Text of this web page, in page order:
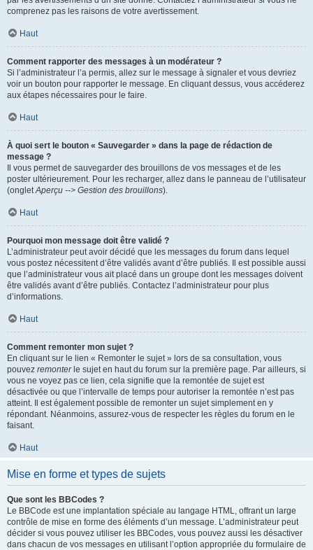
comprenez pas les raisons de votre avertissement.
Haut
Comment rapporter des messages à un modérateur ?
Si l’administrateur l’a permis, allez sur le message à signaler et vous devriez
voir un bouton pour rapporter le message. En cliquant dessus, vous accéderez
aux étapes nécessaires pour le faire.
Haut
À quoi sert le bouton « Sauvegarder » dans la page de rédaction de
message ?
Il vous permet de sauvegarder des brouillons de vos messages et de les
poster ultérieurement. Pour les recharger, allez dans le panneau de l’utilisateur
(ongletAperçu --> Gestion des brouillons).
Haut
Pourquoi mon message doit être validé ?
L’administrateur peut avoir décidé que les messages du forum dans lequel
vous postez nécessitent d’être validés avant d’être publiés. Il est possible aussi
que l’administrateur vous ait placé dans un groupe dont les messages doivent
être validés avant d’être publiés. Contactez l’administrateur pour plus
d’informations.
Haut
Comment remonter mon sujet ?
En cliquant sur le lien « Remonter le sujet » lors de sa consultation, vous
pouvez remonterle sujet en haut du forum sur la première page. Par ailleurs, si
vous ne voyez pas ce lien, cela signifie que la remontée de sujet est
désactivée ou que l’intervalle de temps pour autoriser la remontée n’est pas
atteint. Il est également possible de remonter un sujet simplement en y
répondant. Néanmoins, assurez-vous de respecter les règles du forum en le
faisant.
Haut
Mise en forme et types de sujets
Que sont les BBCodes ?
Le BBCode est une implantation spéciale au langage HTML, offrant un large
contrôle de mise en forme des éléments d’un message. L’administrateur peut
décider si vous pouvez utiliser les BBCodes, vous pouvez aussi les désactiver
dans chacun de vos messages en utilisant l’option appropriée du formulaire de